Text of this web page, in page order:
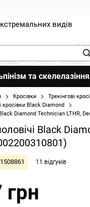
видів
та скелелазіння
Кросівки Трекінгові
кросівки Black Diamond
Diamond Technician LTHR,
Black
11 відгуків
грн